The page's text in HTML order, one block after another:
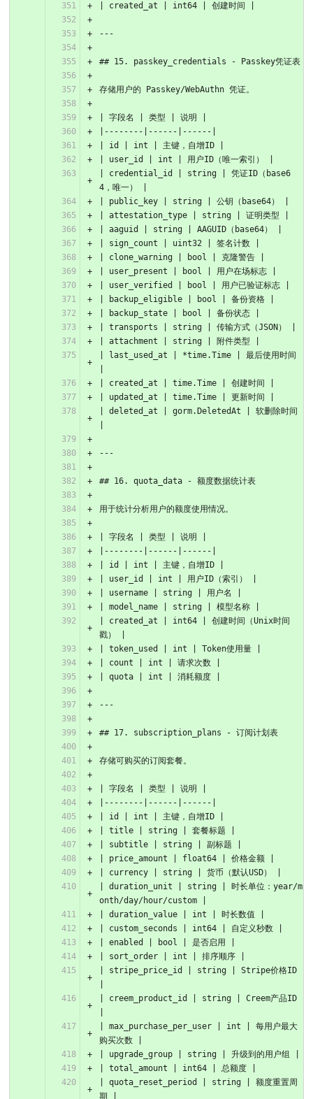
| created_at | int64 | 创建时间 |
---
## 15. passkey_credentials - Passkey凭证表
存储用户的 Passkey/WebAuthn 凭证。
| 字段名 | 类型 | 说明 |
|--------|------|------|
| id | int | 主键，自增ID |
| user_id | int | 用户ID（唯一索引） |
| credential_id | string | 凭证ID（base6
4，唯一） |
| public_key | string | 公钥（base64） |
| attestation_type | string | 证明类型 |
| aaguid | string | AAGUID（base64） |
| sign_count | uint32 | 签名计数 |
| clone_warning | bool | 克隆警告 |
| user_present | bool | 用户在场标志 |
| user_verified | bool | 用户已验证标志 |
| backup_eligible | bool | 备份资格 |
| backup_state | bool | 备份状态 |
| transports | string | 传输方式（JSON） |
| attachment | string | 附件类型 |
| last_used_at | *time.Time | 最后使用时间
| created_at | time.Time | 创建时间 |
| updated_at | time.Time | 更新时间 |
| deleted_at | gorm.DeletedAt | 软删除时间
---
## 16. quota_data - 额度数据统计表
用于统计分析用户的额度使用情况。
| 字段名 | 类型 | 说明 |
|--------|------|------|
| id | int | 主键，自增ID |
| user_id | int | 用户ID（索引） |
| username | string | 用户名 |
| model_name | string | 模型名称 |
| created_at | int64 | 创建时间（Unix时间
戳） |
| token_used | int | Token使用量 |
| count | int | 请求次数 |
| quota | int | 消耗额度 |
---
## 17. subscription_plans - 订阅计划表
存储可购买的订阅套餐。
| 字段名 | 类型 | 说明 |
|--------|------|------|
| id | int | 主键，自增ID |
| title | string | 套餐标题 |
| subtitle | string | 副标题 |
| price_amount | float64 | 价格金额 |
| currency | string | 货币（默认USD） |
| duration_unit | string | 时长单位：year/m
onth/day/hour/custom |
| duration_value | int | 时长数值 |
| custom_seconds | int64 | 自定义秒数 |
| enabled | bool | 是否启用 |
| sort_order | int | 排序顺序 |
| stripe_price_id | string | Stripe价格ID
| creem_product_id | string | Creem产品ID
| max_purchase_per_user | int | 每用户最大
购买次数 |
| upgrade_group | string | 升级到的用户组 |
| total_amount | int64 | 总额度 |
| quota_reset_period | string | 额度重置周
期 |